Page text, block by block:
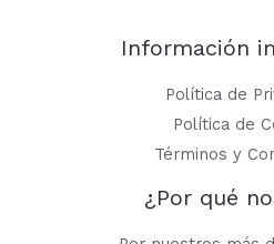
Información
Política de
Política de
Términos y
¿Por qué